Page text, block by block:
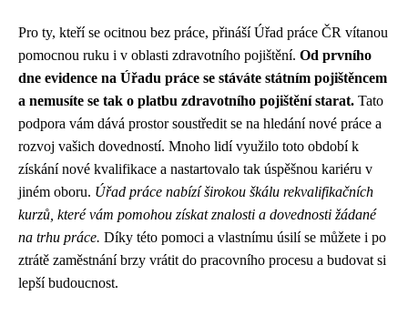
Pro ty, kteří se ocitnou bez práce, přináší Úřad práce ČR vítanou
pomocnou ruku i v oblasti zdravotního pojištění. Od prvního
dne evidence na Úřadu práce se stáváte státním pojištěncem
a nemusíte se tak o platbu zdravotního pojištění starat. Tato
podpora vám dává prostor soustředit se na hledání nové práce a
rozvoj vašich dovedností. Mnoho lidí využilo toto období k
získání nové kvalifikace a nastartovalo tak úspěšnou kariéru v
jiném oboru. Úřad práce nabízí širokou škálu rekvalifikačních
kurzů, které vám pomohou získat znalosti a dovednosti žádané
na trhu práce. Díky této pomoci a vlastnímu úsilí se můžete i po
ztrátě zaměstnání brzy vrátit do pracovního procesu a budovat si
lepší budoucnost.